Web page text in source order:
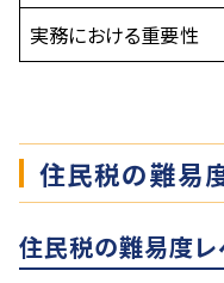
実務における重要性
住民税の難易
住民税の難易度